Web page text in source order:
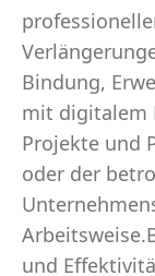
Bindung,
mit digitalem
Projekte und
oder der
und